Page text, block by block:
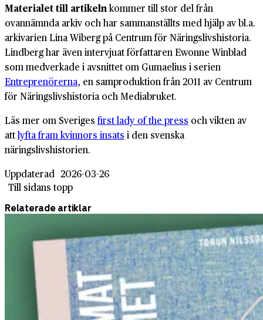
Materialet till artikelnkommer till stor del från
ovannämnda arkiv och har sammanställts med hjälp av bl.a.
arkivarien Lina Wiberg på Centrum för Näringslivshistoria.
Lindberg har även intervjuat författaren Ewonne Winblad
som medverkade i avsnittet om Gumaelius i serien
Entreprenörerna, en samproduktion från 2011 av Centrum
för Näringslivshistoria och Mediabruket.
Läs mer om Sveriges first lady of the press och vikten av
attlyfta fram kvinnors insats i den svenska
näringslivshistorien.
Uppdaterad 2026-03-26
Till sidans topp
Relaterade artiklar